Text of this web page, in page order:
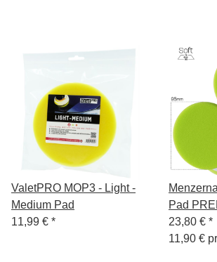
ValetPRO MOP3 - Light -
Medium Pad
11,99 € *
Pad
23,80 € *
11,90 €